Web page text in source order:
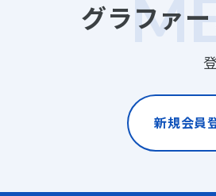
グラファ
新規会員